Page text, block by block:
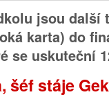
jsou
karta) do
se uskuteční
šéf stáje